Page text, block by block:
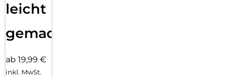
leicht
gemacht!
ab 19,99 €
inkl. MwSt.